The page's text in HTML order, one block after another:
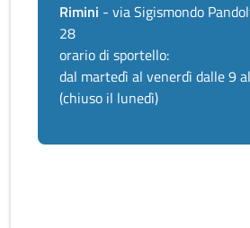
Rimini - via Sigismondo
28
orario di sportello:
dal martedì al venerdì dalle 9
(chiuso il lunedì)